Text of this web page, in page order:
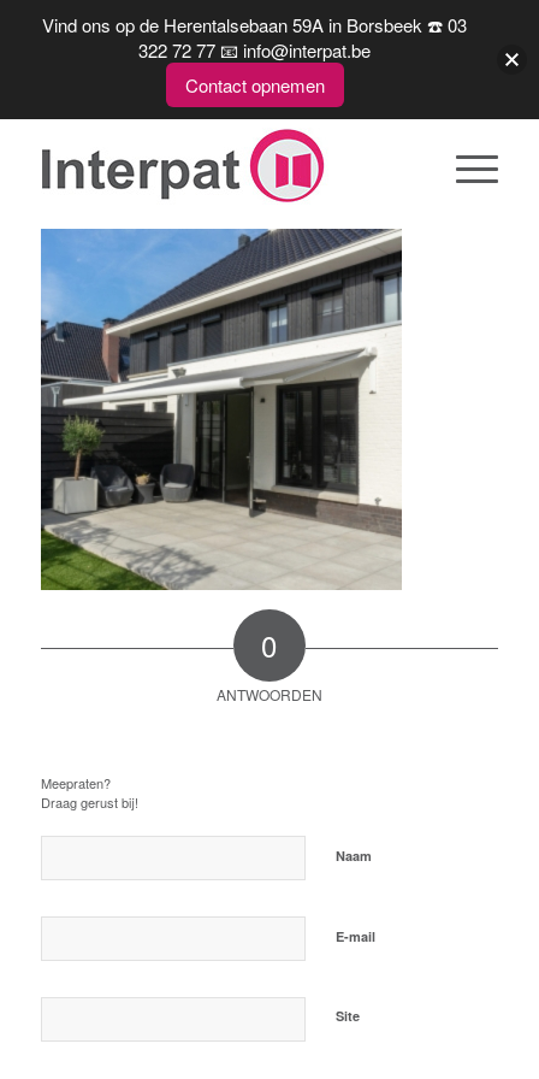
0
ANTWOORDEN
Meepraten?
Draag gerust bij!
Naam
E-mail
Site
Vind ons op de Herentalsebaan 59A in Borsbeek ☎️ 03
322 72 77 📧 info@interpat.be
Contact opnemen